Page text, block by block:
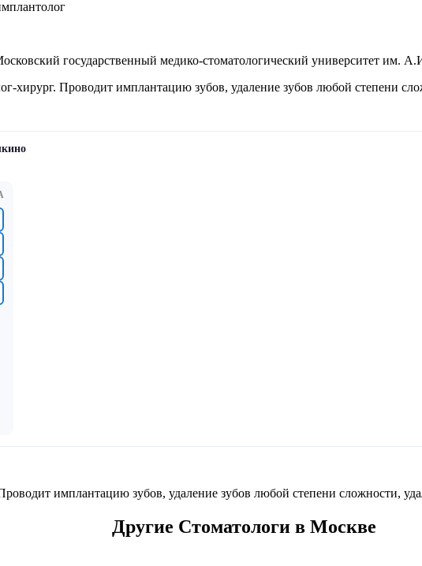
государственный медико-стоматологический университет им.
хирург. Проводит имплантацию зубов, удаление зубов любой степени
имплантацию зубов, удаление зубов любой степени сложности,
Другие Стоматологи в Москве